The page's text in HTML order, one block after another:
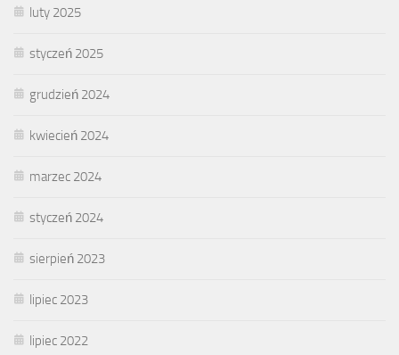
luty 2025
styczeń 2025
grudzień 2024
kwiecień 2024
marzec 2024
styczeń 2024
sierpień 2023
lipiec 2023
lipiec 2022